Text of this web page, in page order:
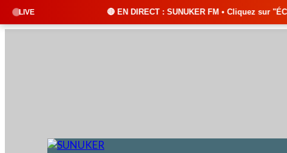
LIVE 🔴 EN DIRECT : SUNUKER FM • Cliquez sur "ÉCOUTER